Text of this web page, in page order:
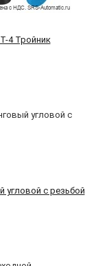
4 Тройник
угловой с резьбой